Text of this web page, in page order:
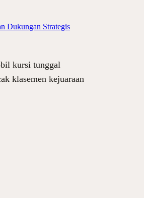
Dukungan Strategis
kursi tunggal
klasemen kejuaraan